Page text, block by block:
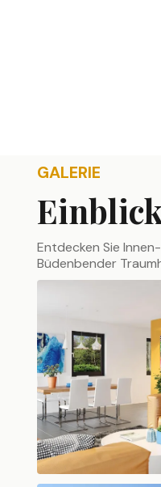
GALERIE
Entdecken Sie
Büdenbender